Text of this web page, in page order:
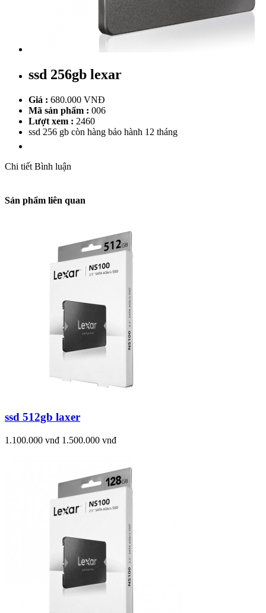
ssd 256gb lexar
Giá : 680.000 VNĐ
Mã sản phẩm : 006
Lượt xem : 2460
ssd 256 gb còn hàng bảo hành 12 tháng
Chi tiết Bình luận
Sản phẩm liên quan
ssd 512gb laxer
1.100.000 vnđ 1.500.000 vnđ